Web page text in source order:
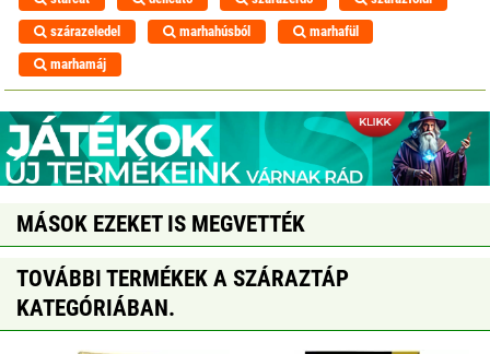
szárazeledel
marhahúsból
marhafül
marhamáj
MÁSOK EZEKET IS MEGVETTÉK
TOVÁBBI TERMÉKEK A SZÁRAZTÁP
KATEGÓRIÁBAN.